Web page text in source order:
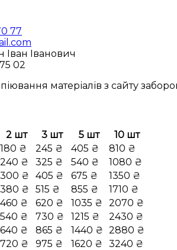
77
Іванович
02
матеріалів з сайту
2 шт 3 шт 5 шт
10 шт
180 ₴ 245 ₴ 405 ₴
810 ₴
240 ₴ 325 ₴ 540 ₴
1080 ₴
300 ₴ 405 ₴ 675 ₴
1350 ₴
380 ₴ 515 ₴ 855 ₴
1710 ₴
460 ₴ 620 ₴ 1035 ₴
2070 ₴
540 ₴ 730 ₴ 1215 ₴
2430 ₴
640 ₴ 865 ₴ 1440 ₴ 2880 ₴
720 ₴ 975 ₴ 1620 ₴
3240 ₴